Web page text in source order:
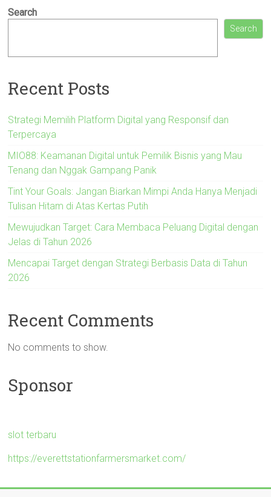
Search
Search
Recent Posts
Strategi Memilih Platform Digital yang Responsif dan
Terpercaya
MIO88: Keamanan Digital untuk Pemilik Bisnis yang Mau
Tenang dan Nggak Gampang Panik
Tint Your Goals: Jangan Biarkan Mimpi Anda Hanya Menjadi
Tulisan Hitam di Atas Kertas Putih
Mewujudkan Target: Cara Membaca Peluang Digital dengan
Jelas di Tahun 2026
Mencapai Target dengan Strategi Berbasis Data di Tahun
2026
Recent Comments
No comments to show.
Sponsor
slot terbaru
https://everettstationfarmersmarket.com/